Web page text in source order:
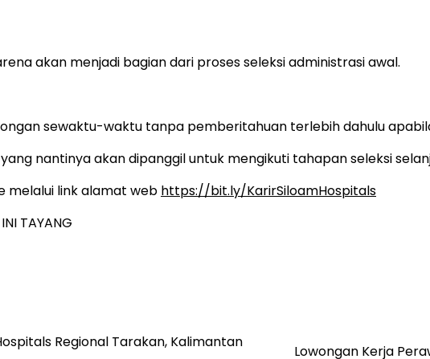
akan menjadi bagian dari proses seleksi administrasi awal.
sewaktu-waktu tanpa pemberitahuan terlebih dahulu
nantinya akan dipanggil untuk mengikuti tahapan seleksi
melalui link alamat web https://bit.ly/KarirSiloamHospitals
TAYANG
Regional Tarakan, Kalimantan
Lowongan Kerja